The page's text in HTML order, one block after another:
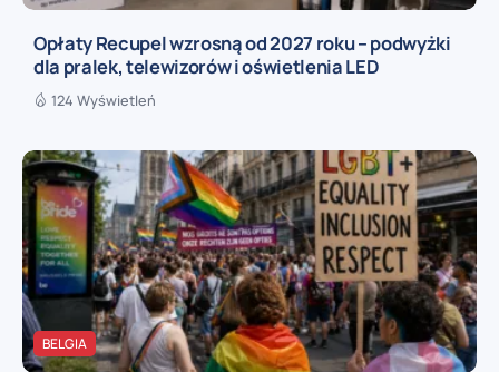
Opłaty Recupel wzrosną od 2027 roku – podwyżki
dla pralek, telewizorów i oświetlenia LED
124 Wyświetleń
BELGIA